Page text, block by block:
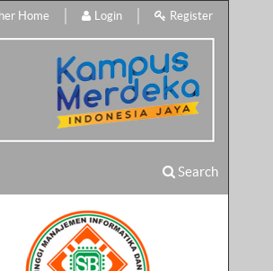
Home Login Register
Search